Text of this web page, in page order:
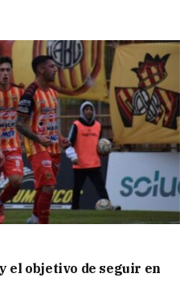
el objetivo de seguir en